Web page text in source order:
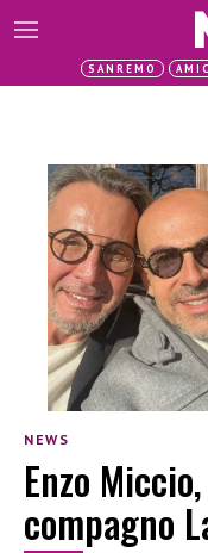
SANREMO
NEWS
Enzo
compagno